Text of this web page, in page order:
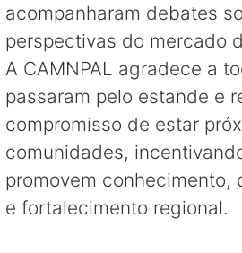
acompanharam debates
perspectivas do mercado
A CAMNPAL agradece a
passaram pelo estande e
compromisso de estar
comunidades,
promovem conhecimento,
e fortalecimento regional.